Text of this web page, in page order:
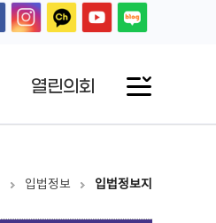
열린의회
입법정보 입법정보지